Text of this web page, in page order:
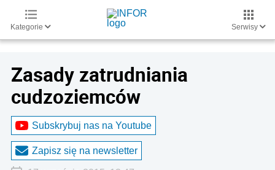
Kategorie Serwisy
Zasady zatrudniania
cudzoziemców
Subskrybuj nas na Youtube
Zapisz się na newsletter